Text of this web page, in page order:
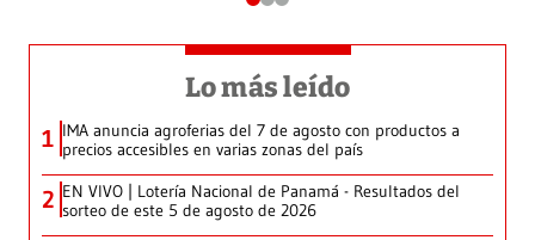
Lo más leído
1 IMA anuncia agroferias del 7 de agosto con productos a
precios accesibles en varias zonas del país
2 EN VIVO | Lotería Nacional de Panamá - Resultados del
sorteo de este 5 de agosto de 2026